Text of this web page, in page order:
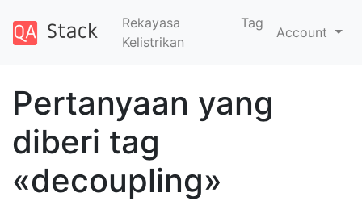
Rekayasa
Kelistrikan
Tag
Account
Pertanyaan yang
diberi tag
«decoupling»